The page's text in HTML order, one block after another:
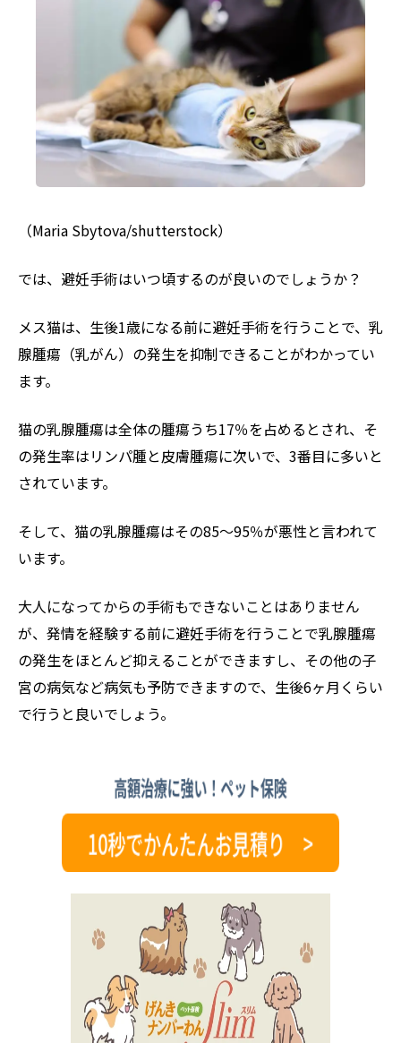
（Maria Sbytova/shutterstock）
では、避妊手術はいつ頃するのが良いのでしょうか？
メス猫は、生後1歳になる前に避妊手術を行うことで、乳
腺腫瘍（乳がん）の発生を抑制できることがわかってい
ます。
猫の乳腺腫瘍は全体の腫瘍うち17％を占めるとされ、そ
の発生率はリンパ腫と皮膚腫瘍に次いで、3番目に多いと
されています。
そして、猫の乳腺腫瘍はその85～95％が悪性と言われて
います。
大人になってからの手術もできないことはありません
が、発情を経験する前に避妊手術を行うことで乳腺腫瘍
の発生をほとんど抑えることができますし、その他の子
宮の病気など病気も予防できますので、生後6ヶ月くらい
で行うと良いでしょう。